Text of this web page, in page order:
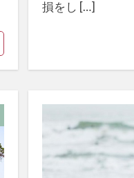
損をし […]